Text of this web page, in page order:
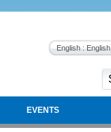
English : English
EVENTS